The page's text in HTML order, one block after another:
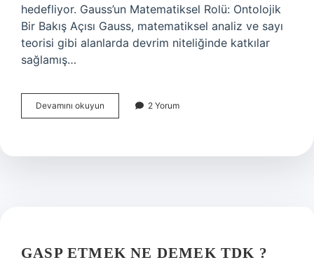
hedefliyor. Gauss’un Matematiksel Rolü: Ontolojik
Bir Bakış Açısı Gauss, matematiksel analiz ve sayı
teorisi gibi alanlarda devrim niteliğinde katkılar
sağlamış…
Devamını okuyun
ne
?
2 Yorum
GASP ETMEK NE DEMEK TDK ?